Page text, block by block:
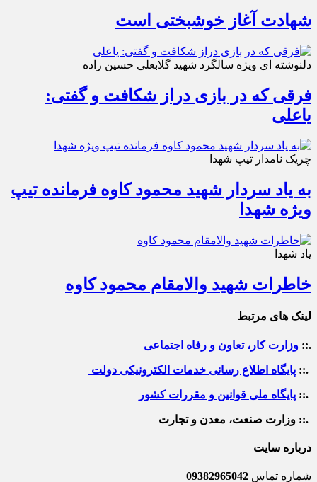
شهادت آغاز خوشبختی است
دلنوشته ای ویژه سالگرد شهید گلابعلی حسین زاده
فرقی که در بازی دراز شکافت و گفتی:
یاعلی
چریک نامدار تیپ شهدا
به یاد سردار شهید محمود کاوه فرمانده تیپ
ویژه شهدا
یاد شهدا
خاطرات شهید والامقام محمود کاوه‌
لینک های مرتبط
.:: وزارت کار، تعاون و رفاه اجتماعی
.:: پایگاه اطلاع رسانی خدمات الکترونیکی دولت
.:: پایگاه ملی قوانین و مقررات کشور
.:: وزارت صنعت، معدن و تجارت
درباره سایت
شماره تماس 09382965042